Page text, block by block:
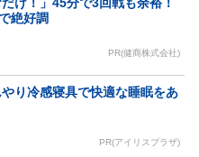
絶好調
PR(健商株式会社)
やり冷感寝具で快適な睡眠をあ
PR(アイリスプラザ)